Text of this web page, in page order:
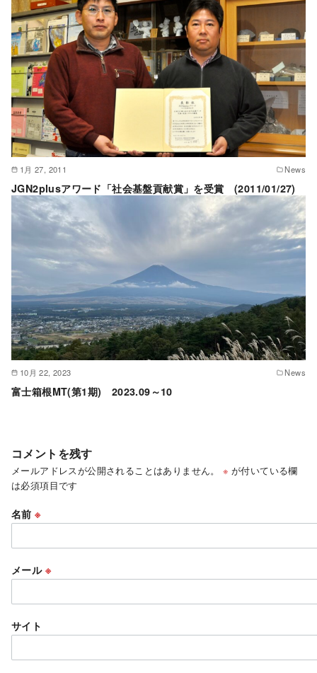
1月 27, 2011 News
JGN2plusアワード「社会基盤貢献賞」を受賞 (2011/01/27)
10月 22, 2023 News
富士箱根MT(第1期) 2023.09～10
コメントを残す
メールアドレスが公開されることはありません。 ※ が付いている欄
は必須項目です
名前※
メール ※
サイト